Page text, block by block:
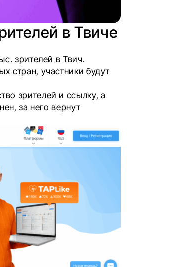
в Твиче
зрителей в Твич.
стран, участники будут
зрителей и ссылку, а
за него вернут